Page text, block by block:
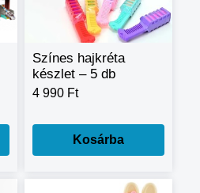
Színes hajkréta
készlet – 5 db
könnyen
hajszínező fésű
4 990 Ft
Kosárba